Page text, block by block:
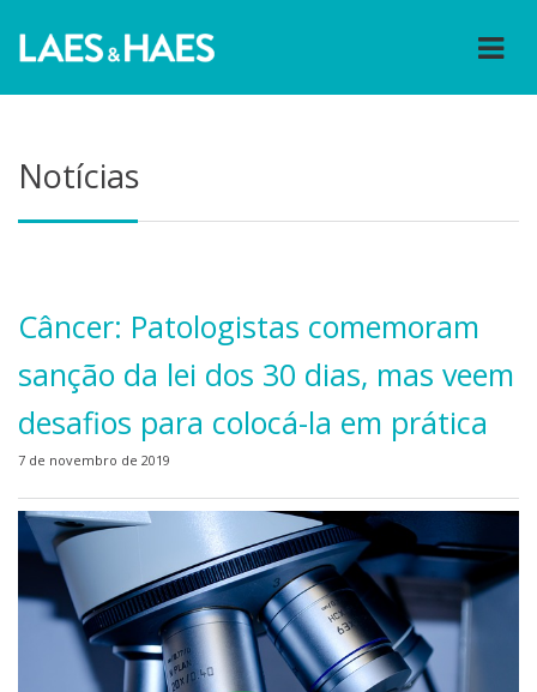
Notícias
Câncer: Patologistas comemoram
sanção da lei dos 30 dias, mas veem
desafios para colocá-la em prática
7 de novembro de 2019